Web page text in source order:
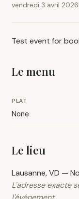
vendredi 3 avril 2026
Test event for
Le menu
PLAT
None
Le lieu
Lausanne, VD —
L'adresse exacte